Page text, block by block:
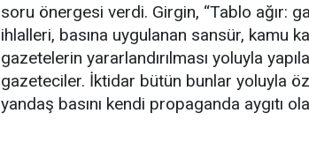
soru önergesi verdi. Girgin, “Tablo ağır:
ihlalleri, basına uygulanan sansür, kamu
gazetelerin yararlandırılması yoluyla
gazeteciler. İktidar bütün bunlar yoluyla
yandaş basını kendi propaganda aygıtı